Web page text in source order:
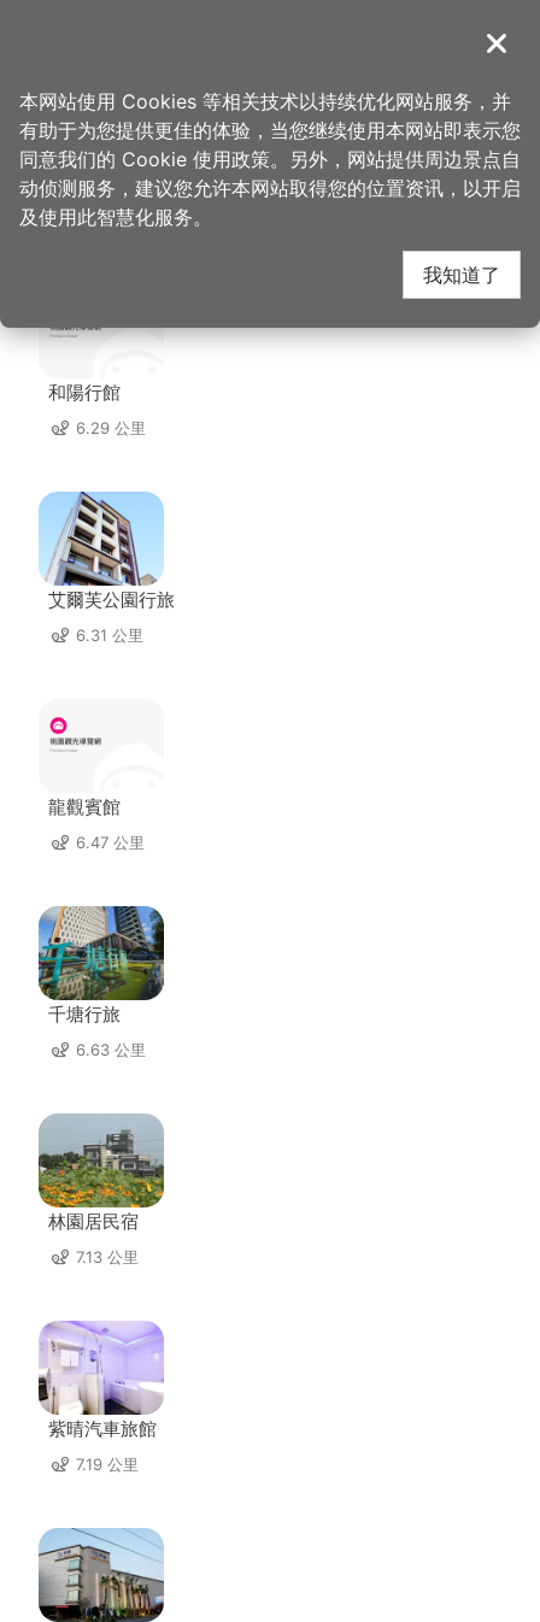
導覽
首页 > 想去的地方 > 美食、购物 > 丹马克咖啡馆
丹马克咖啡馆 周边住宿
和陽行館
6.29 公里
艾爾芙公園行旅
6.31 公里
龍觀賓館
6.47 公里
千塘行旅
6.63 公里
林園居民宿
7.13 公里
紫晴汽車旅館
7.19 公里
关闭
本网站使用 Cookies 等相关技术以持续优化网站服务，并
有助于为您提供更佳的体验，当您继续使用本网站即表示您
同意我们的 Cookie 使用政策。另外，网站提供周边景点自
动侦测服务，建议您允许本网站取得您的位置资讯，以开启
及使用此智慧化服务。
我知道了